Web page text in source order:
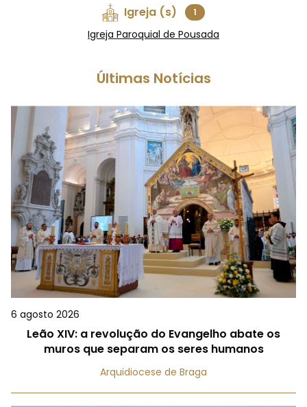
Igreja (s) 1
Igreja Paroquial de Pousada
Últimas Notícias
6 agosto 2026
Leão XIV: a revolução do Evangelho abate os
muros que separam os seres humanos
Arquidiocese de Braga